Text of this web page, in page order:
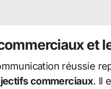
et
réussie
commerciaux. Il